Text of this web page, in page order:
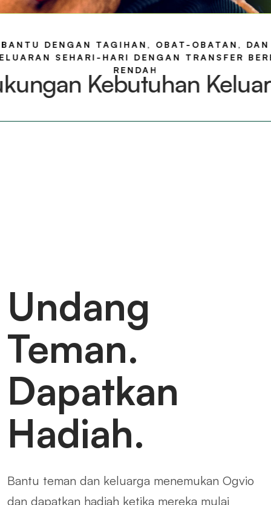
BANTU DENGAN TAGIHAN, OBAT-OBATAN, DAN
SEHARI-HARI DENGAN TRANSFER
RENDAH
Kebutuhan
Undang
Teman.
Dapatkan
Hadiah.
Bantu teman dan keluarga menemukan Ogvio
dan dapatkan hadiah ketika mereka mulai